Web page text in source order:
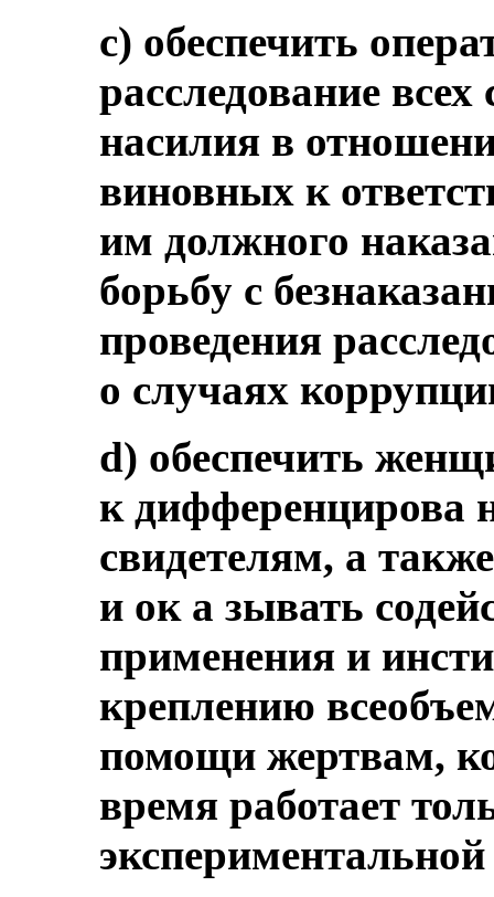
с) обеспечить
расследование всех
насилия в
виновных к
им должного
борьбу с
проведения
о случаях
d) обеспечить
к дифференцирова
свидетелям, а
и ок а зывать
применения и
креплению
помощи жертвам,
время работает